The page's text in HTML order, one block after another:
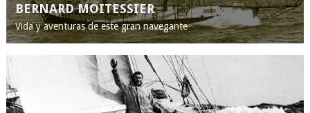
BERNARD MOITESSIER
Vida y aventuras de este gran navegante